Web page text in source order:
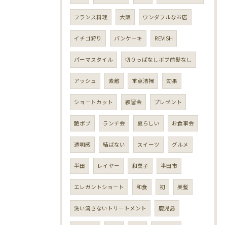
フランス料理 大阪 ワンダフルなお店
イチゴ狩り パンケーキ REVISH
パーマスタイル 切りっぱなしボブ前髪なし
アッシュ 素敵 重点清掃 効果
ショートカット 練習会 プレゼント
艶ボブ ランチ会 夏らしい お食事会
透明感 結ばない スイーツ グルメ
半田 レイヤー 和菓子 半田市
エレガントショート 和食 初 美髪
洗い流さないトリートメント 鹿児島